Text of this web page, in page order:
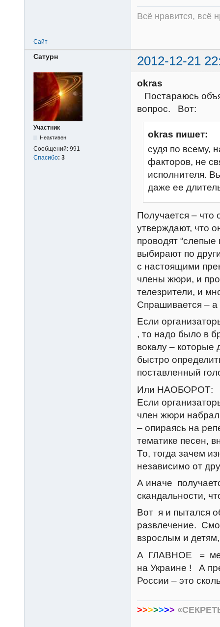
Всё нравится, всё
Сайт
Сатурн 2012-12-21
Участник
Неактивен
Сообщений: 991
Спасибо: 3
okras
Постараюсь
вопрос. Вот:
okras пишет:
судя по всему,
факторов, не
исполнителя.
даже ее
Получается – что
утверждают, что
проводят
выбирают по
с настоящими
члены жюри, и
телезрители, и
Спрашивается – а
Если
, то надо было в
вокалу – которые
быстро
поставленный
Или НАОБОРОТ:
Если
член жюри набрал
– опираясь на
тематике песен,
То, тогда зачем
независимо от
А иначе
скандальности,
Вот я и пытался
развлечение.
взрослым и
А ГЛАВНОЕ =
на Украине ! А
России – это
>>>>>>>